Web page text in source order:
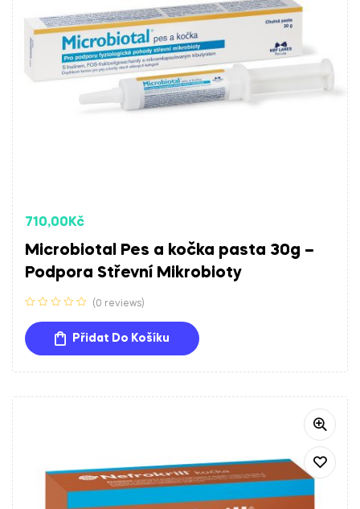
710,00Kč
Microbiotal Pes a kočka pasta 30g –
Podpora Střevní Mikrobioty
(0 reviews)
Přidat Do Košíku
Sakari AI Advisor
Doporučení veterinárních produktů